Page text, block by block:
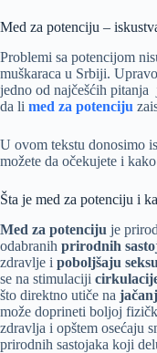
Med za potenciju –
Problemi sa potencijom
muškaraca u Srbiji.
jedno od najčešćih pitanja
da li med za potenciju
U ovom tekstu donosimo
možete da očekujete i
Šta je med za potenciju i
Med za potenciju je
odabranih prirodnih
zdravlje i poboljšaju
se na stimulaciji
što direktno utiče na
može doprineti boljoj
zdravlja i opštem osećaju
prirodnih sastojaka koji